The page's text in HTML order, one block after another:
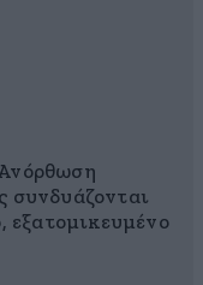
συνδυάζονται
εξατομικευμένο